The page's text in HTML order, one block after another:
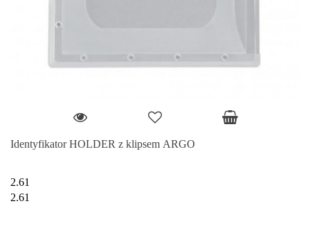
Identyfikator HOLDER z klipsem ARGO
2.61
2.61